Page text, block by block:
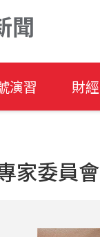
聞
演習 財經
家委員會